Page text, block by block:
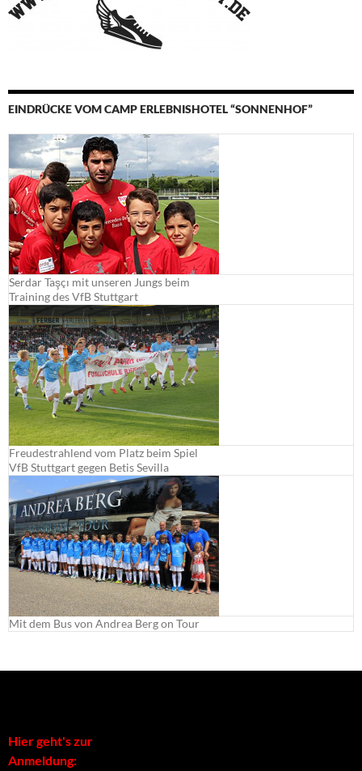
EINDRÜCKE VOM CAMP ERLEBNISHOTEL “SONNENHOF”
Serdar Taşçı mit unseren Jungs beim
Training des VfB Stuttgart
Freudestrahlend vom Platz beim Spiel
VfB Stuttgart gegen Betis Sevilla
Mit dem Bus von Andrea Berg on Tour
Hier geht's zur
Anmeldung: